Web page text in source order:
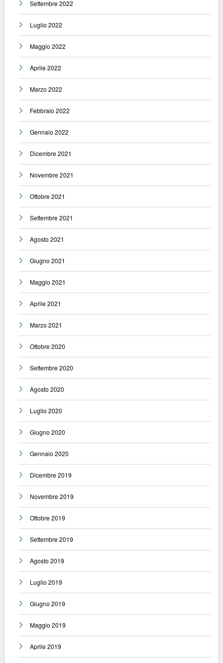
Settembre 2022
Luglio 2022
Maggio 2022
Aprile 2022
Marzo 2022
Febbraio 2022
Gennaio 2022
Dicembre 2021
Novembre 2021
Ottobre 2021
Settembre 2021
Agosto 2021
Giugno 2021
Maggio 2021
Aprile 2021
Marzo 2021
Ottobre 2020
Settembre 2020
Agosto 2020
Luglio 2020
Giugno 2020
Gennaio 2020
Dicembre 2019
Novembre 2019
Ottobre 2019
Settembre 2019
Agosto 2019
Luglio 2019
Giugno 2019
Maggio 2019
Aprile 2019